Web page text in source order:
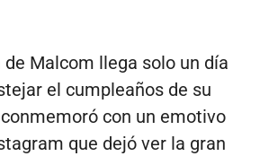
Malcom llega solo un día
el cumpleaños de su
con un emotivo
que dejó ver la gran